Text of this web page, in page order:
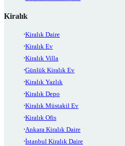
Kiralık
Kiralık Daire
Kiralık Ev
Kiralık Villa
Günlük Kiralık Ev
Kiralık Yazlık
Kiralık Depo
Kiralık Müstakil Ev
Kiralık Ofis
Ankara Kiralık Daire
İstanbul Kiralık Daire